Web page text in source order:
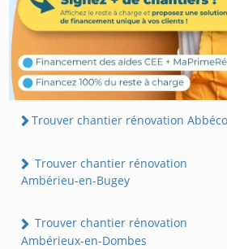
Trouver chantier rénovation
Trouver chantier rénovation
Ambérieu-en-Bugey
Trouver chantier rénovation
Ambérieux-en-Dombes